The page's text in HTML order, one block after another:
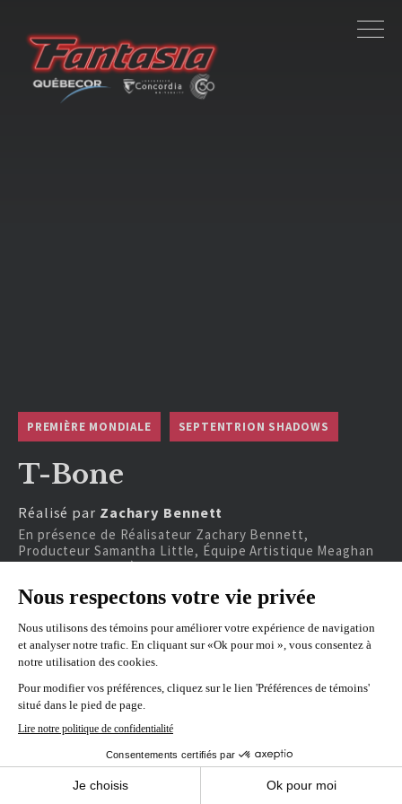
PREMIÈRE MONDIALE SEPTENTRION SHADOWS
T-Bone
Réalisé par Zachary Bennett
En présence de Réalisateur Zachary Bennett,
Producteur Samantha Little, Équipe Artistique Meaghan
Denomme, Interpète Julian Richings.
REPRÉSENTATIONS